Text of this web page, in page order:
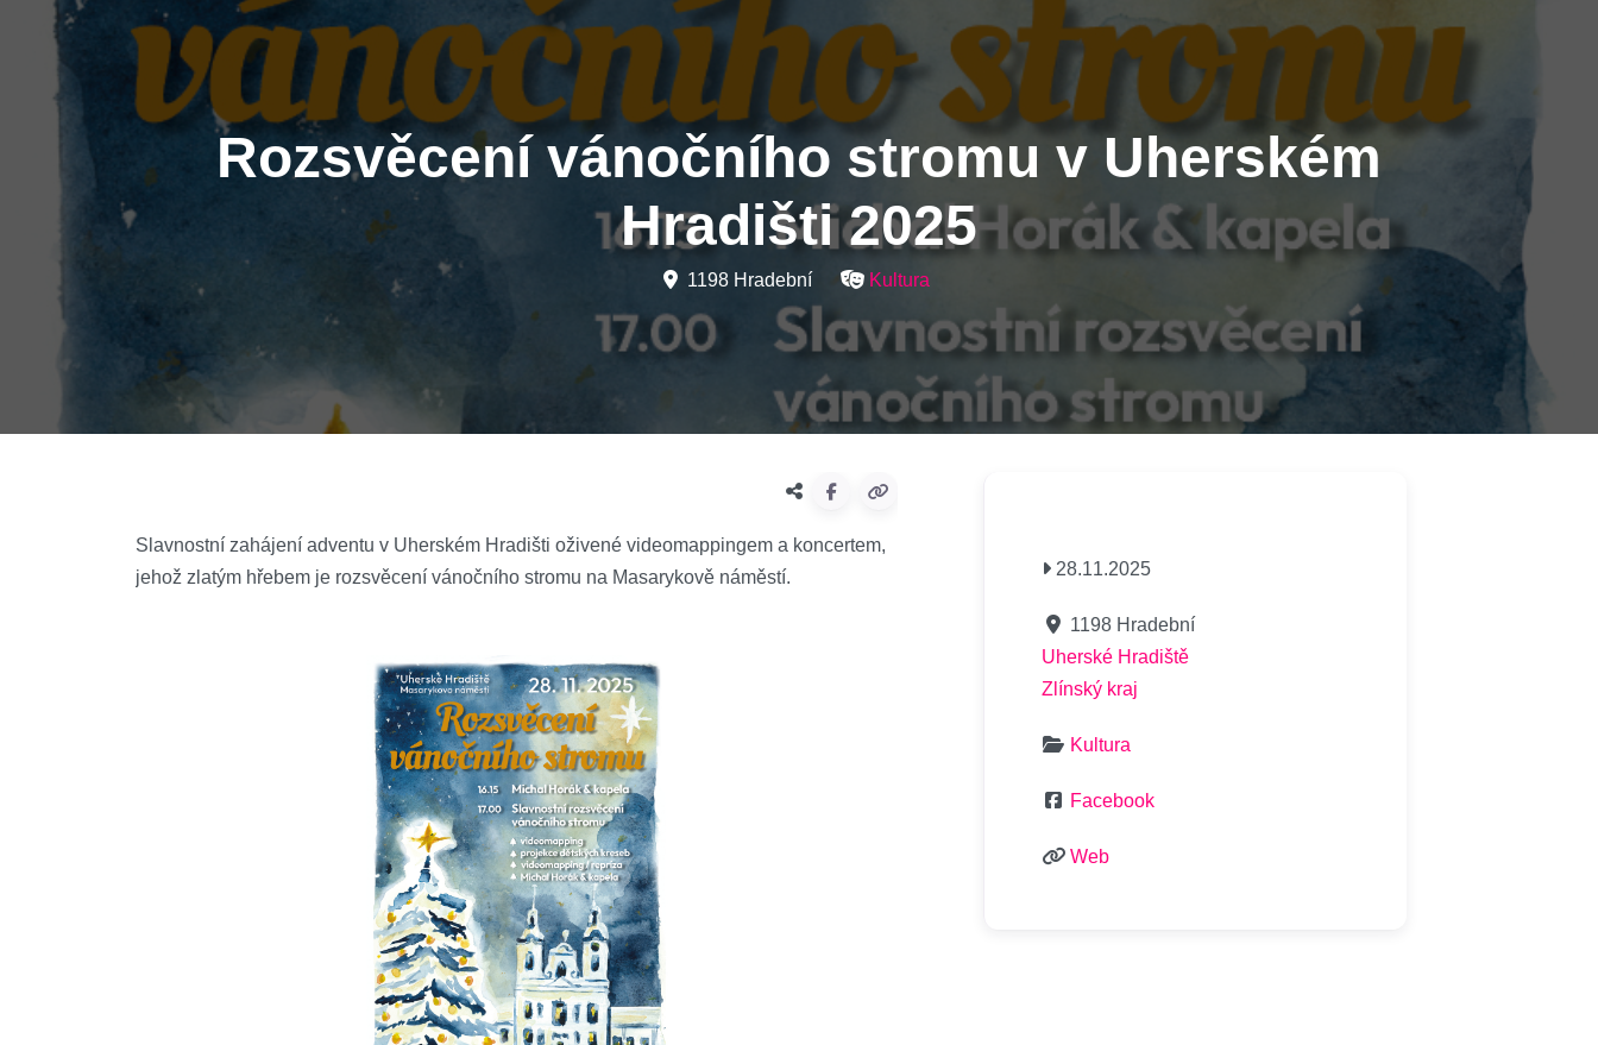
Rozsvěcení vánočního stromu v Uherském
Hradišti 2025
1198 Hradební Kultura
Slavnostní zahájení adventu v Uherském Hradišti oživené videomappingem a koncertem,
jehož zlatým hřebem je rozsvěcení vánočního stromu na Masarykově náměstí.
28.11.2025
1198 Hradební
Uherské Hradiště
Zlínský kraj
Kultura
Facebook
Web